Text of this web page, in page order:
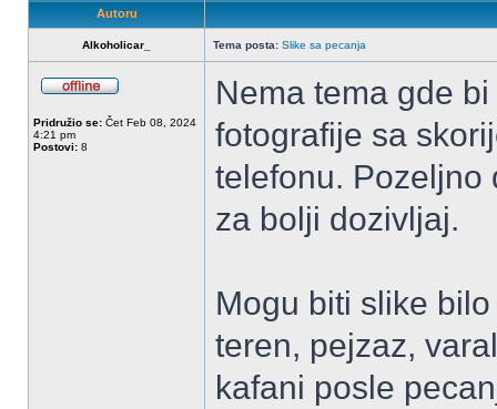
Autoru
Alkoholicar_ Tema posta: Slike sa pecanja
Pridružio se: Čet Feb 08, 2024
4:21 pm
Postovi: 8
Nema tema gde
fotografije sa
telefonu. Pozeljno
za bolji dozivljaj.
Mogu biti slike
teren, pejzaz,
kafani posle